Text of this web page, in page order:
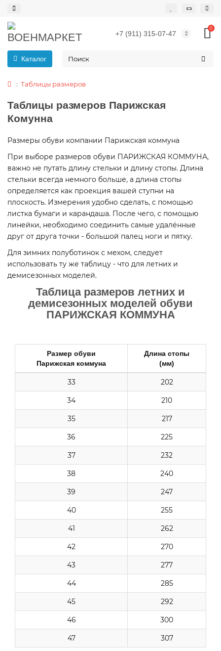
+7 (911) 315-07-47
0
Каталог
Таблицы размеров
Таблицы размеров Парижская
Комунна
Размеры обуви компании Парижская коммуна
При выборе размеров обуви ПАРИЖСКАЯ КОММУНА,
важно не путать длину стельки и длину стопы. Длина
стельки всегда немного больше, а длина стопы
определяется как проекция вашей ступни на
плоскость. Измерения удобно сделать, с помощью
листка бумаги и карандаша. После чего, с помощью
линейки, необходимо соединить самые удалённые
друг от друга точки - большой палец ноги и пятку.
Для зимних полуботинок с мехом, следует
использовать ту же таблицу - что для летних и
демисезонных моделей.
Таблица размеров летних и
демисезонных моделей обуви
ПАРИЖСКАЯ КОММУНА
Размер обуви
Парижская коммуна
Длина стопы
(мм)
33 202
34 210
35 217
36 225
37 232
38 240
39 247
40 255
41 262
42 270
43 277
44 285
45 292
46 300
47 307